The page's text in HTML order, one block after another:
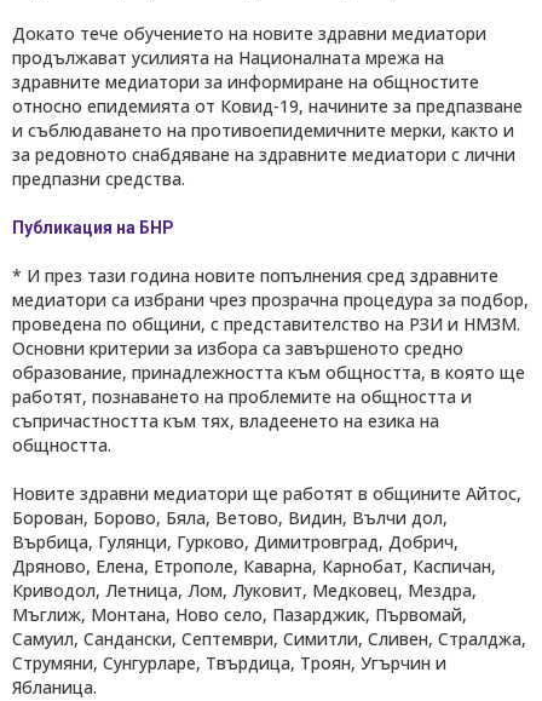
Докато тече обучението на новите здравни медиатори
продължават усилията на Националната мрежа на
здравните медиатори за информиране на общностите
относно епидемията от Ковид-19, начините за предпазване
и съблюдаването на противоепидемичните мерки, както и
за редовното снабдяване на здравните медиатори с лични
предпазни средства.
Публикация на БНР
* И през тази година новите попълнения сред здравните
медиатори са избрани чрез прозрачна процедура за подбор,
проведена по общини, с представителство на РЗИ и НМЗМ.
Основни критерии за избора са завършеното средно
образование, принадлежността към общността, в която ще
работят, познаването на проблемите на общността и
съпричастността към тях, владеенето на езика на
общността.
Новите здравни медиатори ще работят в общините Айтос,
Борован, Борово, Бяла, Ветово, Видин, Вълчи дол,
Върбица, Гулянци, Гурково, Димитровград, Добрич,
Дряново, Елена, Етрополе, Каварна, Карнобат, Каспичан,
Криводол, Летница, Лом, Луковит, Медковец, Мездра,
Мъглиж, Монтана, Ново село, Пазарджик, Първомай,
Самуил, Сандански, Септември, Симитли, Сливен, Стралджа,
Струмяни, Сунгурларе, Твърдица, Троян, Угърчин и
Ябланица.